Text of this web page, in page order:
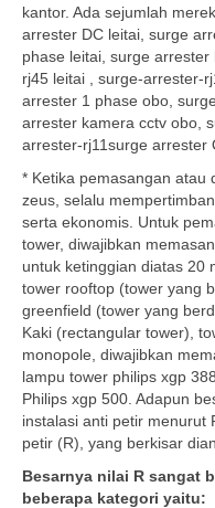
kantor. Ada sejumlah
arrester DC leitai, surge
phase leitai, surge
rj45 leitai , surge-arrester-
arrester 1 phase obo,
arrester kamera cctv obo,
arrester-rj11surge arrester
* Ketika pemasangan atau
zeus, selalu
serta ekonomis. Untuk
tower, diwajibkan
untuk ketinggian diatas 20
tower rooftop (tower yang
greenfield (tower yang
Kaki (rectangular tower),
monopole, diwajibkan
lampu tower philips xgp
Philips xgp 500. Adapun
instalasi anti petir menurut
petir (R), yang berkisar
Besarnya nilai R sangat
beberapa kategori yaitu: